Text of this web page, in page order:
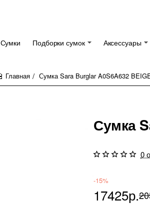
Сумки Подборки сумок Аксессуары
Сумка Sara Burglar A0S6A632
Сумка
0
-15%
17425р.